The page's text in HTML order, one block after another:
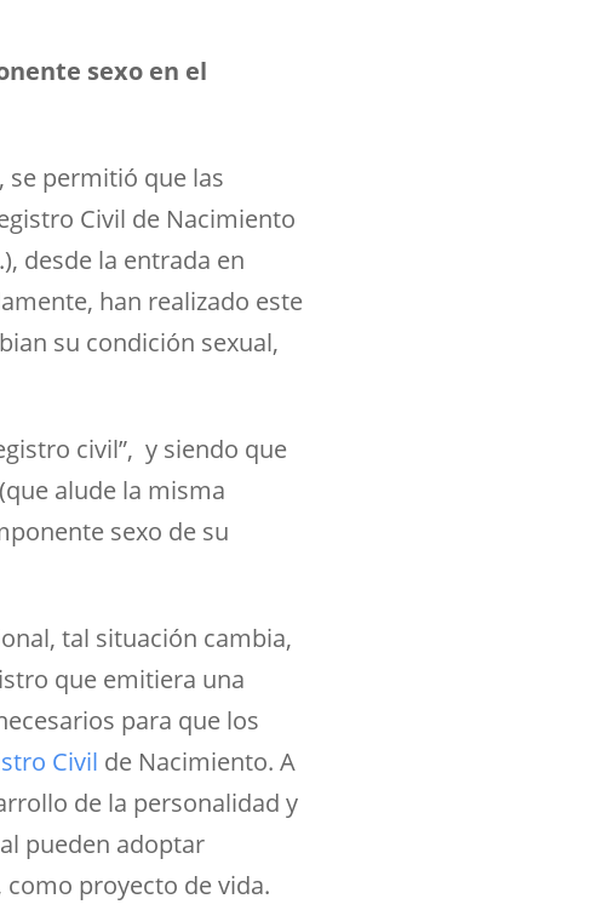
sexo en el
se permitió que las
Civil de Nacimiento
desde la entrada en
han realizado este
su condición sexual,
civil”, y siendo que
alude la misma
sexo de su
tal situación cambia,
que emitiera una
para que los
Civil de Nacimiento. A
de la personalidad y
pueden adoptar
proyecto de vida.